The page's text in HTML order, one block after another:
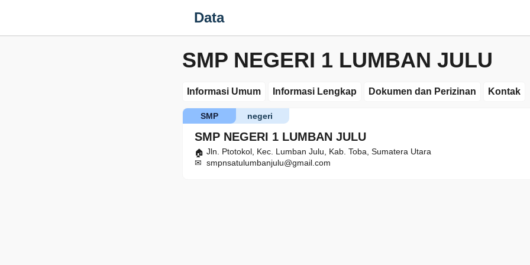
Data
SMP NEGERI 1 LUMBAN JULU
Informasi Umum Informasi Lengkap Dokumen dan Perizinan Kontak
SMP NEGERI 1 LUMBAN JULU
negeri
SMP
Jln. Ptotokol, Kec. Lumban Julu, Kab. Toba, Sumatera Utara
smpnsatulumbanjulu@gmail.com